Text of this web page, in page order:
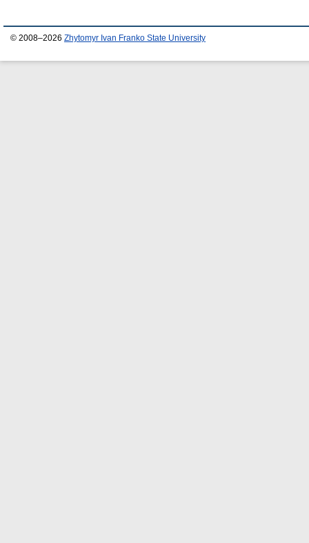
© 2008–2026 Zhytomyr Ivan Franko State University